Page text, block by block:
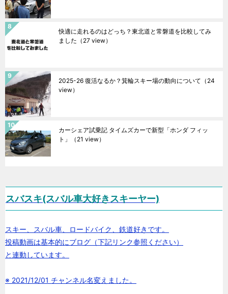
快適に走れるのはどっち？東北道と常磐道を比較してみ
ました （27 view）
2025-26 復活なるか？箕輪スキー場の動向について （24
view）
カーシェア試乗記 タイムズカーで新型「ホンダ フィッ
ト」
（21 view）
スバスキ(スバル車大好きスキーヤー)
スキー、スバル車、ロードバイク、鉄道好きです。
投稿動画は基本的にブログ（下記リンク参照ください）
と連動しています。
※ 2021/12/01 チャンネル名変えました。